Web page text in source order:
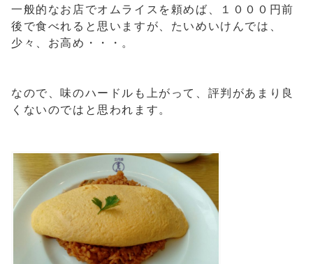
一般的なお店でオムライスを頼めば、１０００円前
後で食べれると思いますが、たいめいけんでは、
少々、お高め・・・。
なので、味のハードルも上がって、評判があまり良
くないのではと思われます。